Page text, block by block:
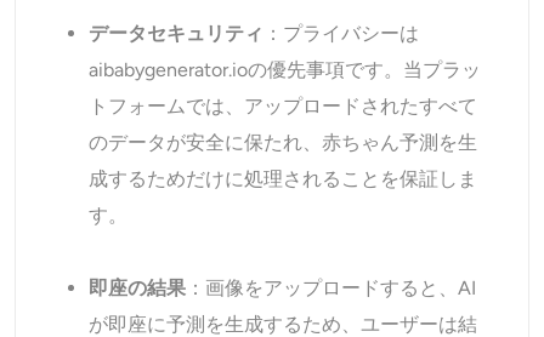
データセキュリティ ：プライバシーは
aibabygenerator.ioの優先事項です。当プラッ
トフォームでは、アップロードされたすべて
のデータが安全に保たれ、赤ちゃん予測を生
成するためだけに処理されることを保証しま
す。
即座の結果 ：画像をアップロードすると、AI
が即座に予測を生成するため、ユーザーは結